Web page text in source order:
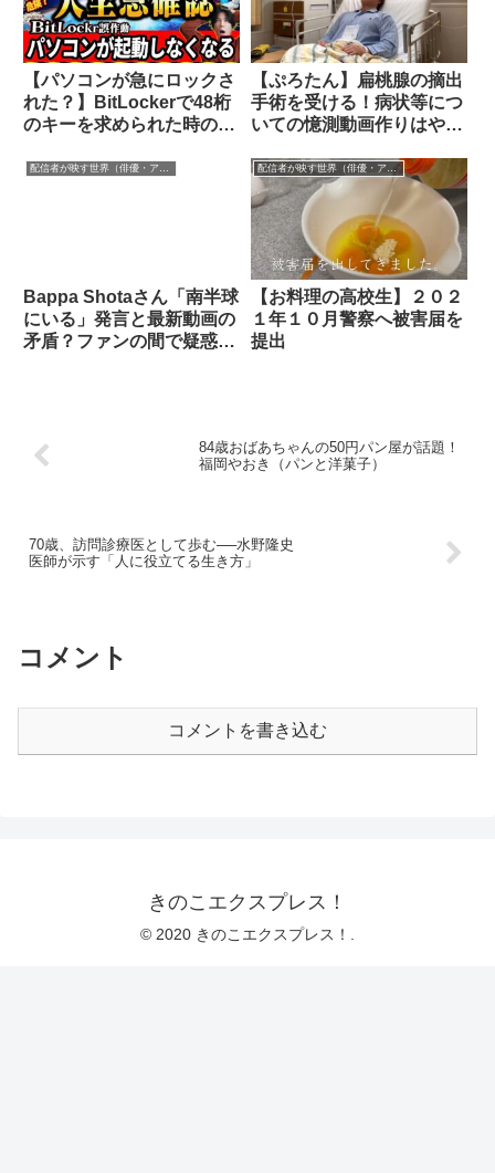
【パソコンが急にロックさ
れた？】BitLockerで48桁
のキーを求められた時の対
【ぷろたん】扁桃腺の摘出
手術を受ける！病状等につ
いての憶測動画作りはやめ
Bappa Shotaさん「南半球
にいる」発言と最新動画の
矛盾？ファンの間で疑惑が
配信者が映す世界（俳優・アイドル・クリエイター）
【お料理の高校生】２０２
１年１０月警察へ被害届を
提出
84歳おばあちゃんの50円パン屋が話題！
福岡やおき（パンと洋菓子）
70歳、訪問診療医として歩む──水野隆史
医師が示す「人に役立てる生き方」
コメント
コメントを書き込む
きのこエクスプレス！
© 2020 きのこエクスプレス！.